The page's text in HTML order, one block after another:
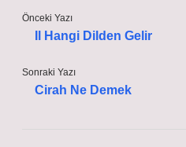
Önceki Yazı
Il Hangi Dilden Gelir
Sonraki Yazı
Cirah Ne Demek